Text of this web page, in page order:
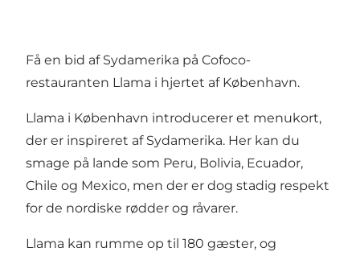
Få en bid af Sydamerika på Cofoco-
restauranten Llama i hjertet af København.
Llama i København introducerer et menukort,
der er inspireret af Sydamerika. Her kan du
smage på lande som Peru, Bolivia, Ecuador,
Chile og Mexico, men der er dog stadig respekt
for de nordiske rødder og råvarer.
Llama kan rumme op til 180 gæster, og